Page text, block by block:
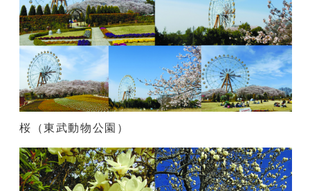
桜（東武動物公園）